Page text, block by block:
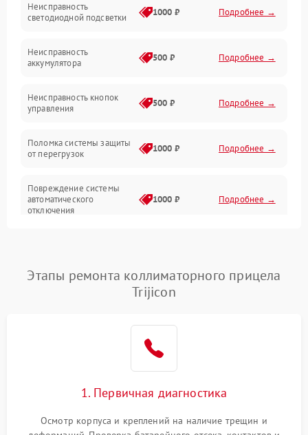
Электропитание
Прочие неисправности
Неисправность управления
Неисправность
светодиодной подсветки
1000 ₽ Подробнее →
Неисправность
аккумулятора
500 ₽ Подробнее →
Неисправность кнопок
управления
500 ₽ Подробнее →
Поломка системы защиты
от перегрузок
1000 ₽ Подробнее →
Повреждение системы
автоматического
отключения
1000 ₽ Подробнее →
1000 ₽
Неисправность системы
Этапы ремонта коллиматорного прицела
Trijicon
1. Первичная диагностика
Осмотр корпуса и креплений на наличие трещин и